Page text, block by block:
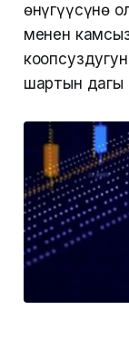
өнүгүүсүнө
менен
шартын дагы